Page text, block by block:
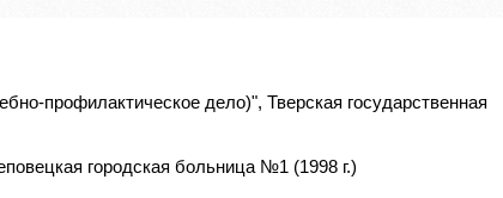
профилактическое дело)", Тверская государственная
городская больница №1 (1998 г.)